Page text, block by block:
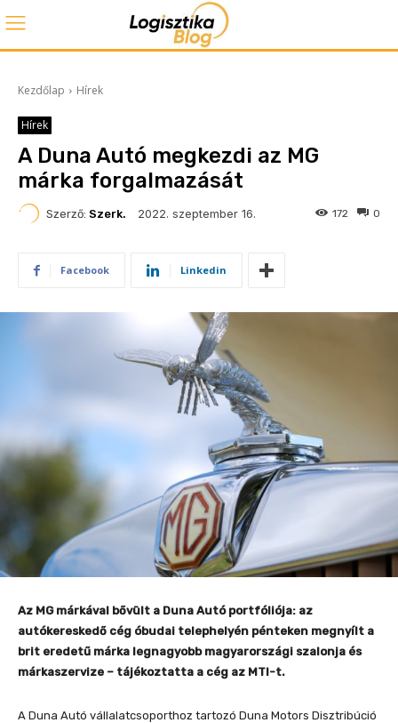
Kezdőlap Hírek
Hírek
A Duna Autó megkezdi az MG
márka forgalmazását
Szerző: Szerk. 2022. szeptember 16. 0
172
Facebook Linkedin
Az MG márkával bővült a Duna Autó portfóliója: az
autókereskedő cég óbudai telephelyén pénteken megnyílt a
brit eredetű márka legnagyobb magyarországi szalonja és
márkaszervize – tájékoztatta a cég az MTI-t.
A Duna Autó vállalatcsoporthoz tartozó Duna Motors Disztribúció